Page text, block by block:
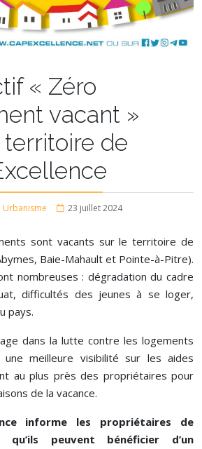
« Zéro
vacant »
de
Urbanisme 23 juillet 2024
sont vacants sur le territoire de
Baie-Mahault et Pointe-à-Pitre).
nombreuses : dégradation du cadre
difficultés des jeunes à se loger,
pays.
dans la lutte contre les logements
une meilleure visibilité sur les aides
au plus près des propriétaires pour
de la vacance.
informe les propriétaires de
qu’ils peuvent bénéficier d’un